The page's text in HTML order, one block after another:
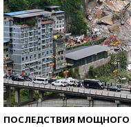
ПОСЛЕДСТВИЯ МОЩНОГО